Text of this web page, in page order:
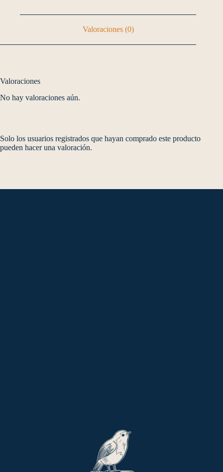
Valoraciones (0)
Valoraciones
No hay valoraciones aún.
Solo los usuarios registrados que hayan comprado este producto
pueden hacer una valoración.